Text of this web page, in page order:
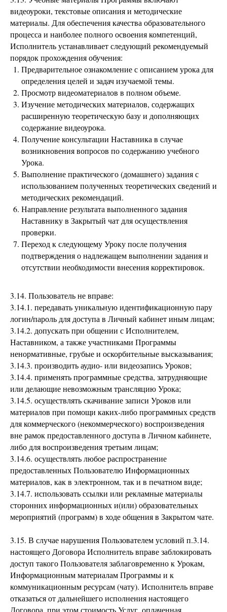
видеоуроки, текстовые описания и методические
материалы. Для обеспечения качества образовательного
процесса и наиболее полного освоения компетенций,
Исполнитель устанавливает следующий рекомендуемый
порядок прохождения обучения:
Предварительное ознакомление с описанием урока для
определения целей и задач изучаемой темы.
Просмотр видеоматериалов в полном объеме.
Изучение методических материалов, содержащих
расширенную теоретическую базу и дополняющих
содержание видеоурока.
Получение консультации Наставника в случае
возникновения вопросов по содержанию учебного
Урока.
Выполнение практического (домашнего) задания с
использованием полученных теоретических сведений и
методических рекомендаций.
Направление результата выполненного задания
Наставнику в Закрытый чат для осуществления
проверки.
Переход к следующему Уроку после получения
подтверждения о надлежащем выполнении задания и
отсутствии необходимости внесения корректировок.
3.14. Пользователь не вправе:
3.14.1. передавать уникальную идентификационную пару
логин/пароль для доступа в Личный кабинет иным лицам;
3.14.2. допускать при общении с Исполнителем,
Наставником, а также участниками Программы
ненормативные, грубые и оскорбительные высказывания;
3.14.3. производить аудио- или видеозапись Уроков;
3.14.4. применять программные средства, затрудняющие
или делающие невозможным трансляцию Урока;
3.14.5. осуществлять скачивание записи Уроков или
материалов при помощи каких-либо программных средств
для коммерческого (некоммерческого) воспроизведения
вне рамок предоставленного доступа в Личном кабинете,
либо для воспроизведения третьим лицам;
3.14.6. осуществлять любое распространение
предоставленных Пользователю Информационных
материалов, как в электронном, так и в печатном виде;
3.14.7. использовать ссылки или рекламные материалы
сторонних информационных и(или) образовательных
мероприятий (программ) в ходе общения в Закрытом чате.
3.15. В случае нарушения Пользователем условий п.3.14.
настоящего Договора Исполнитель вправе заблокировать
доступ такого Пользователя заблаговременно к Урокам,
Информационным материалам Программы и к
коммуникационным ресурсам (чату). Исполнитель вправе
отказаться от дальнейшего исполнения настоящего
Договора, при этом стоимость Услуг, оплаченная